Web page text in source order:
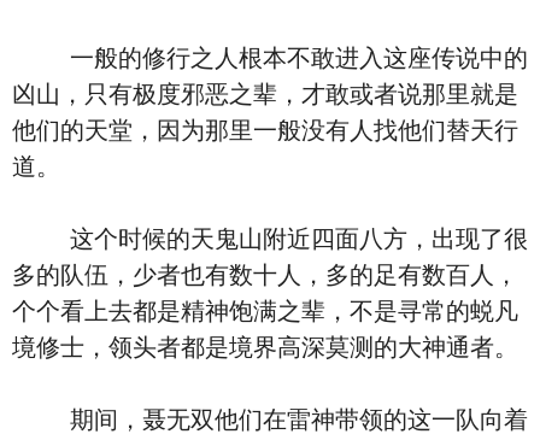
一般的修行之人根本不敢进入这座传说中的
凶山，只有极度邪恶之辈，才敢或者说那里就是
他们的天堂，因为那里一般没有人找他们替天行
道。
这个时候的天鬼山附近四面八方，出现了很
多的队伍，少者也有数十人，多的足有数百人，
个个看上去都是精神饱满之辈，不是寻常的蜕凡
境修士，领头者都是境界高深莫测的大神通者。
期间，聂无双他们在雷神带领的这一队向着